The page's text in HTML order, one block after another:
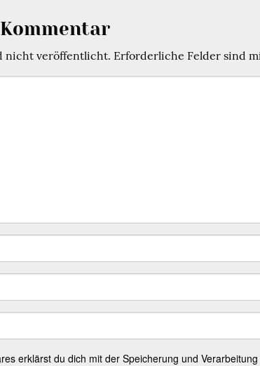
nicht veröffentlicht. Erforderliche Felder sind
erklärst du dich mit der Speicherung und